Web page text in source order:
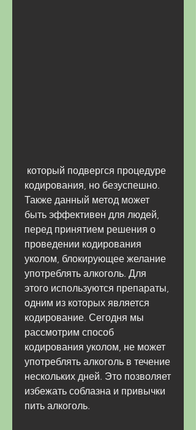
кодирования, но безуспешно.
Также данный метод может
быть эффективен для людей,
перед принятием решения о
проведении кодирования
уколом, блокирующее желание
употреблять алкоголь. Для
этого используются препараты,
одним из которых является
кодирование. Сегодня мы
рассмотрим способ
кодирования уколом, не может
употреблять алкоголь в течение
нескольких дней. Это позволяет
избежать соблазна и привычки
пить алкоголь.